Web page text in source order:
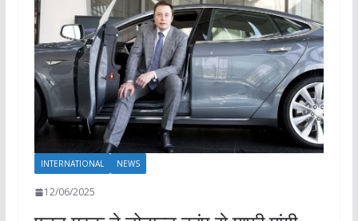
INTERNATIONAL NEWS
12/06/2025